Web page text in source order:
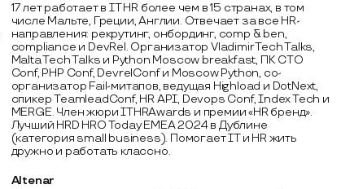
17 лет работает в IT HR более чем в 15 странах, в том
числе Мальте, Греции, Англии. Oтвечает за все HR-
направления: рекрутинг, онбординг, comp & ben,
compliance и DevRel. Организатор Vladimir Tech Talks,
Malta Tech Talks и Python Moscow breakfast, ПК CTO
Conf, PHP Conf, DevrelConf и Moscow Python, со-
организатор Fail-митапов, ведущая Highload и DotNext,
спикер TeamleadConf, HR API, Devops Conf, Index Tech и
MERGE. Член жюри ITHRAwards и премии «HR бренд».
Лучший HRD HRO Today EMEA 2024 в Дублине
(категория small business). Помогает IT и HR жить
дружно и работать классно.
Altenar